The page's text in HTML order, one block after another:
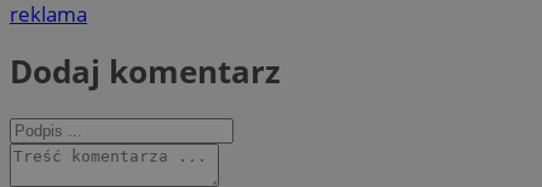
reklama
Dodaj komentarz